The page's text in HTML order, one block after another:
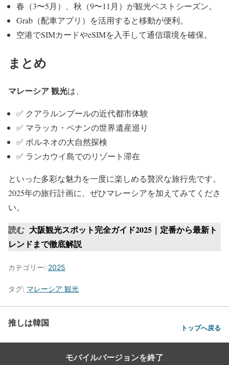
春（3〜5月）、秋（9〜11月）が観光ベストシーズン。
Grab（配車アプリ）を活用すると移動が便利。
空港でSIMカードやeSIMを入手して通信環境を確保。
まとめ
マレーシア 観光は、
✅ クアラルンプールの近代都市体験
✅ マラッカ・ペナンの世界遺産巡り
✅ ボルネオの大自然探検
✅ ランカウイ島でのリゾート滞在
といった多彩な魅力を一度に楽しめる贅沢な旅行先です。
2025年の旅行計画に、ぜひマレーシアを加えてみてくださ
い。
読む 大阪観光スポット完全ガイド2025｜定番から最新ト
レンドまで徹底解説
カテゴリー: 2025
タグ: マレーシア 観光
推しは韓国 トップへ戻る
モバイルバージョンを終了